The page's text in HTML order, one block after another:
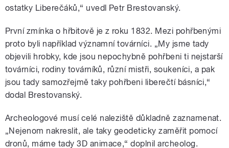
ostatky Liberečáků,“ uvedl Petr Brestovanský.
První zmínka o hřbitově je z roku 1832. Mezi pohřbenými
proto byli například významní továrníci. „My jsme tady
objevili hrobky, kde jsou nepochybně pohřbeni ti nejstarší
továrníci, rodiny továrníků, různí mistři, soukeníci, a pak
jsou tady samozřejmě taky pohřbeni liberečtí básníci,“
dodal Brestovanský.
Archeologové musí celé naleziště důkladně zaznamenat.
„Nejenom nakreslit, ale taky geodeticky zaměřit pomocí
dronů, máme tady 3D animace,“ doplnil archeolog.